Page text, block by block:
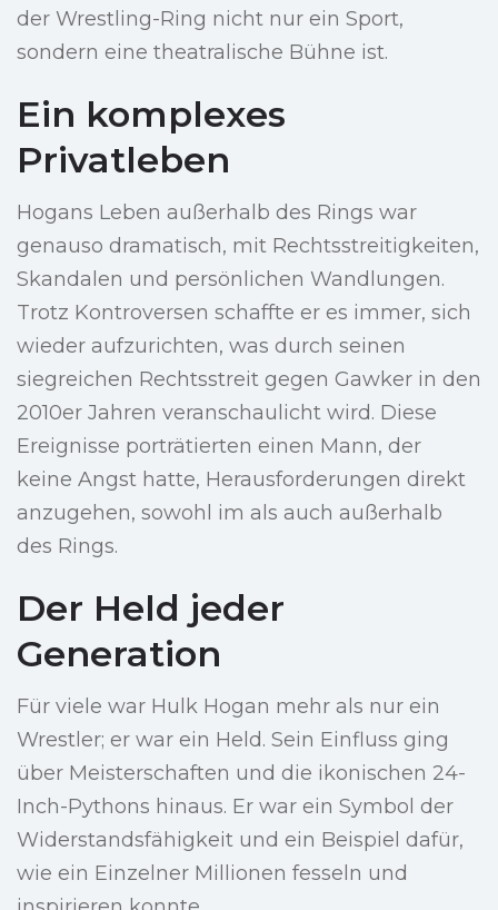
der Wrestling-Ring nicht nur ein Sport,
sondern eine theatralische Bühne ist.
Ein komplexes
Privatleben
Hogans Leben außerhalb des Rings war
genauso dramatisch, mit Rechtsstreitigkeiten,
Skandalen und persönlichen Wandlungen.
Trotz Kontroversen schaffte er es immer, sich
wieder aufzurichten, was durch seinen
siegreichen Rechtsstreit gegen Gawker in den
2010er Jahren veranschaulicht wird. Diese
Ereignisse porträtierten einen Mann, der
keine Angst hatte, Herausforderungen direkt
anzugehen, sowohl im als auch außerhalb
des Rings.
Der Held jeder
Generation
Für viele war Hulk Hogan mehr als nur ein
Wrestler; er war ein Held. Sein Einfluss ging
über Meisterschaften und die ikonischen 24-
Inch-Pythons hinaus. Er war ein Symbol der
Widerstandsfähigkeit und ein Beispiel dafür,
wie ein Einzelner Millionen fesseln und